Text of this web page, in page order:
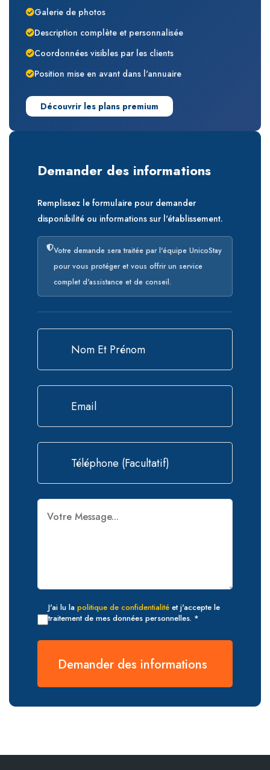
Galerie de photos
Description complète et personnalisée
Coordonnées visibles par les clients
Position mise en avant dans l'annuaire
Découvrir les plans premium
Demander des informations
Remplissez le formulaire pour demander
disponibilité ou informations sur l'établissement.
Votre demande sera traitée par l'équipe UnicoStay
pour vous protéger et vous offrir un service
complet d'assistance et de conseil.
J'ai lu la politique de confidentialité et j'accepte le
traitement de mes données personnelles. *
Demander des informations